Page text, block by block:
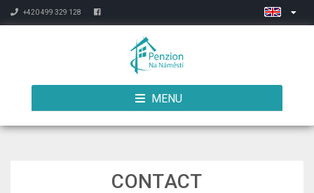
+420 499 329 128
MENU
CONTACT